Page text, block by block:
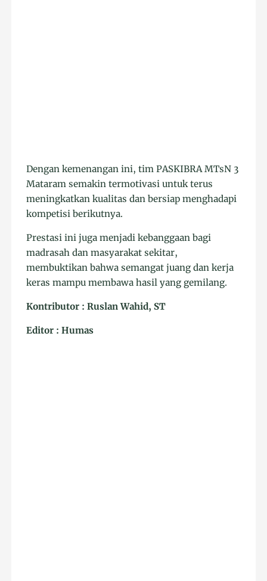
Dengan kemenangan ini, tim PASKIBRA MTsN 3
Mataram semakin termotivasi untuk terus
meningkatkan kualitas dan bersiap menghadapi
kompetisi berikutnya.
Prestasi ini juga menjadi kebanggaan bagi
madrasah dan masyarakat sekitar,
membuktikan bahwa semangat juang dan kerja
keras mampu membawa hasil yang gemilang.
Kontributor : Ruslan Wahid, ST
Editor : Humas